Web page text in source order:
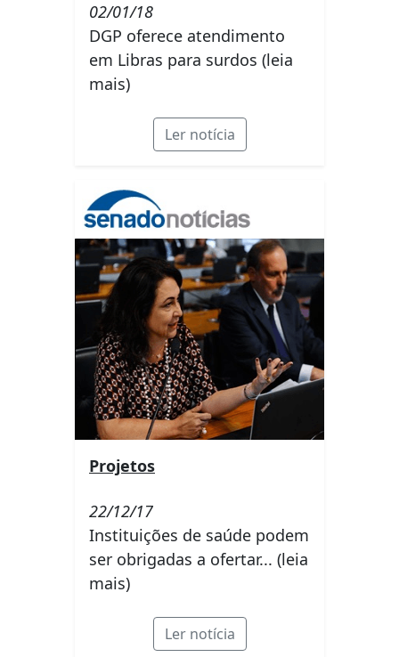
02/01/18
DGP oferece atendimento
em Libras para surdos (leia
mais)
Ler notícia
Projetos
22/12/17
Instituições de saúde podem
ser obrigadas a ofertar... (leia
mais)
Ler notícia